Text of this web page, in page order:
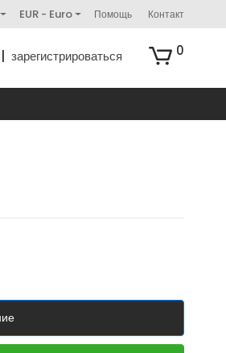
EUR - Euro Помощь Контакт
зарегистрироваться 0